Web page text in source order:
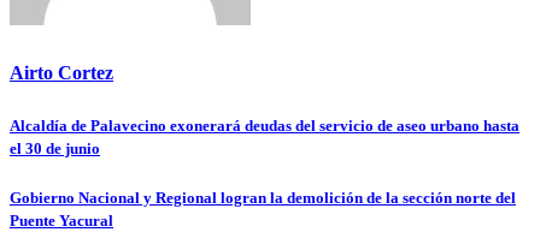
Airto Cortez
Navegación
entradas
Alcaldía de Palavecino exonerará deudas del servicio de aseo urbano hasta
el 30 de junio
Gobierno Nacional y Regional logran la demolición de la sección norte del
Puente Yacural